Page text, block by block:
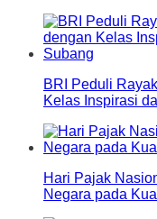
BRI Peduli
Kelas Inspirasi
Hari Pajak
Negara pada